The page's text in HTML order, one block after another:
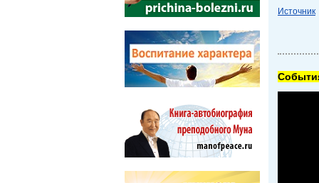
Источник